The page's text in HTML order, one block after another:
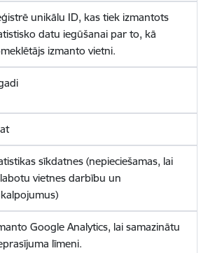
unikālu ID, kas tiek izmantots
datu iegūšanai par to, kā
izmanto vietni.
sīkdatnes (nepieciešamas, lai
vietnes darbību un
Google Analytics, lai samazinātu
līmeni.